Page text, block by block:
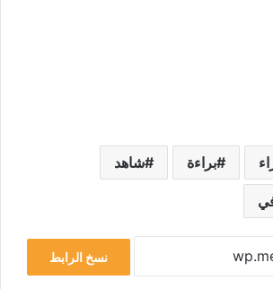
براءة شاهد
نسخ الرابط